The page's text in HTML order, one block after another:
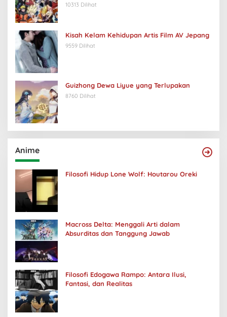
10313 Dilihat
Kisah Kelam Kehidupan Artis Film AV Jepang
9559 Dilihat
Guizhong Dewa Liyue yang Terlupakan
8760 Dilihat
Anime
Filosofi Hidup Lone Wolf: Houtarou Oreki
Macross Delta: Menggali Arti dalam
Absurditas dan Tanggung Jawab
Filosofi Edogawa Rampo: Antara Ilusi,
Fantasi, dan Realitas